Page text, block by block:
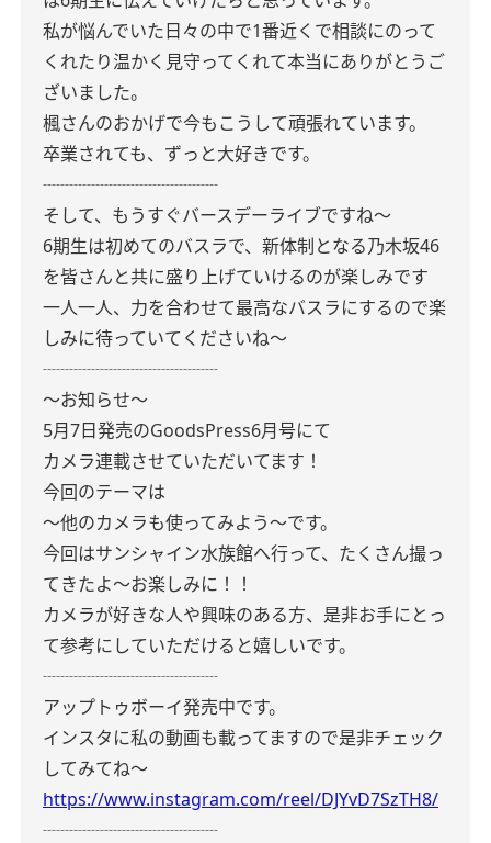
私が悩んでいた日々の中で1番近くで相談にのって
くれたり温かく見守ってくれて本当にありがとうご
ざいました。
楓さんのおかげで今もこうして頑張れています。
卒業されても、ずっと大好きです。
┈┈┈┈┈┈┈┈┈┈
そして、もうすぐバースデーライブですね〜
6期生は初めてのバスラで、新体制となる乃木坂46
を皆さんと共に盛り上げていけるのが楽しみです
一人一人、力を合わせて最高なバスラにするので楽
しみに待っていてくださいね～
┈┈┈┈┈┈┈┈┈┈
〜お知らせ〜
5月7日発売のGoodsPress6月号にて
カメラ連載させていただいてます！
今回のテーマは
〜他のカメラも使ってみよう〜です。
今回はサンシャイン水族館へ行って、たくさん撮っ
てきたよ〜お楽しみに！！
カメラが好きな人や興味のある方、是非お手にとっ
て参考にしていただけると嬉しいです。
┈┈┈┈┈┈┈┈┈┈
アップトゥボーイ発売中です。
インスタに私の動画も載ってますので是非チェック
してみてね〜
https://www.instagram.com/reel/DJYvD7SzTH8/
┈┈┈┈┈┈┈┈┈┈